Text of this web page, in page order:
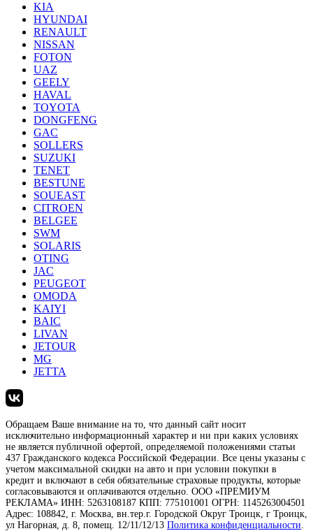
KIA
HYUNDAI
RENAULT
NISSAN
FOTON
UAZ
GEELY
HAVAL
TOYOTA
DONGFENG
GAC
SOLLERS
SUZUKI
TENET
BESTUNE
SOUEAST
CITROEN
BELGEE
SWM
SOLARIS
OTING
JAC
PEUGEOT
OMODA
KAIYI
BAIC
LIVAN
JETOUR
MG
JETTA
Обращаем Ваше внимание на то, что данный сайт носит
исключительно информационный характер и ни при каких условиях
не является публичной офертой, определяемой положениями статьи
437 Гражданского кодекса Российской Федерации. Все цены указаны с
учетом максимальной скидки на авто и при условии покупки в
кредит и включают в себя обязательные страховые продукты, которые
согласовываются и оплачиваются отдельно. ООО «ПРЕМИУМ
РЕКЛАМА» ИНН: 5263108187 КПП: 775101001 ОГРН: 1145263004501
Адрес: 108842, г. Москва, вн.тер.г. Городской Округ Троицк, г Троицк,
ул Нагорная, д. 8, помещ. 12/11/12/13 Политика конфиденциальности.